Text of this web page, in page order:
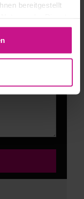
bereitgestellt